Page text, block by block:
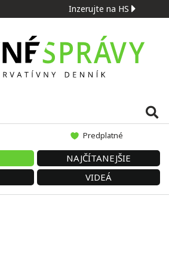
Inzerujte na HS
Predplatné
NAJČÍTANEJŠIE
VIDEÁ